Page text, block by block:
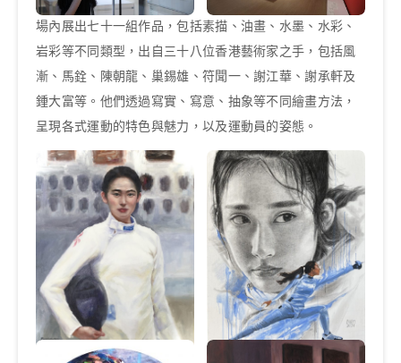
場內展出七十一組作品，包括素描、油畫、水墨、水彩、
岩彩等不同類型，出自三十八位香港藝術家之手，包括風
漸、馬銓、陳朝龍、巢錫雄、符聞一、謝江華、謝承軒及
鍾大富等。他們透過寫實、寫意、抽象等不同繪畫方法，
呈現各式運動的特色與魅力，以及運動員的姿態。